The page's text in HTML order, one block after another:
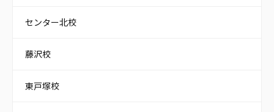
センター北校
藤沢校
東戸塚校